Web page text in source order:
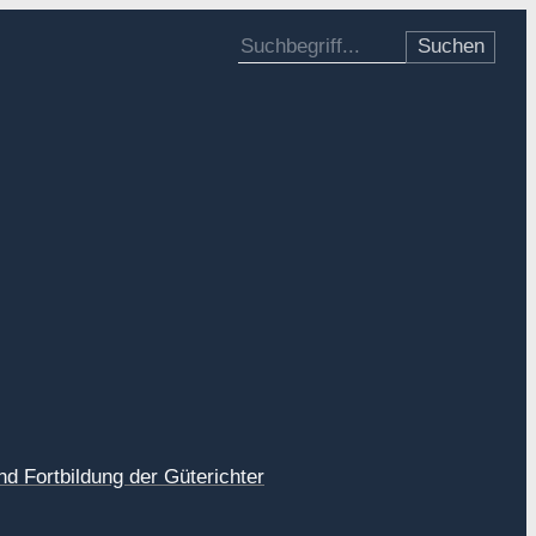
Suche nach:
Fortbildung der Güterichter